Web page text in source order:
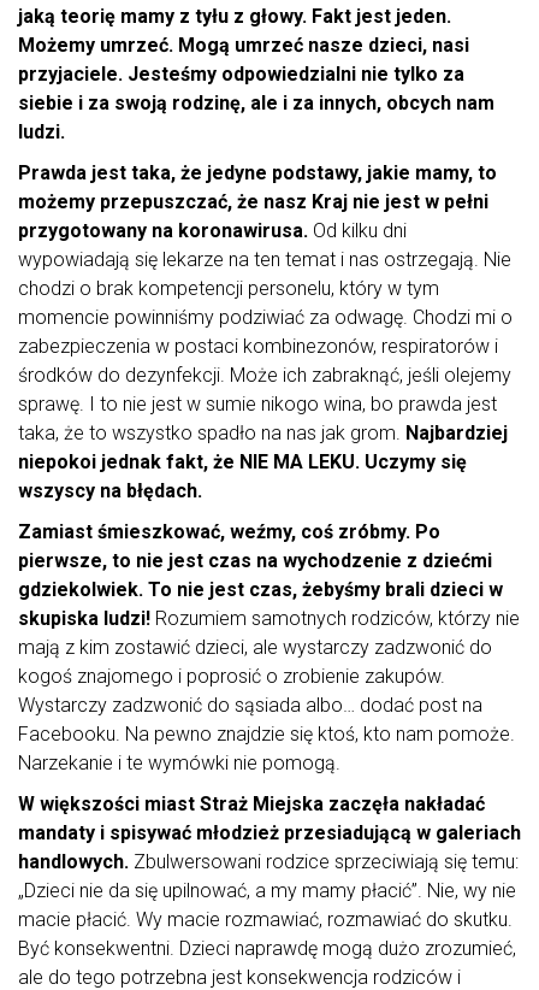
jaką teorię mamy z tyłu z głowy. Fakt jest jeden.
Możemy umrzeć. Mogą umrzeć nasze dzieci, nasi
przyjaciele. Jesteśmy odpowiedzialni nie tylko za
siebie i za swoją rodzinę, ale i za innych, obcych nam
ludzi.
Prawda jest taka, że jedyne podstawy, jakie mamy, to
możemy przepuszczać, że nasz Kraj nie jest w pełni
przygotowany na koronawirusa. Od kilku dni
wypowiadają się lekarze na ten temat i nas ostrzegają. Nie
chodzi o brak kompetencji personelu, który w tym
momencie powinniśmy podziwiać za odwagę. Chodzi mi o
zabezpieczenia w postaci kombinezonów, respiratorów i
środków do dezynfekcji. Może ich zabraknąć, jeśli olejemy
sprawę. I to nie jest w sumie nikogo wina, bo prawda jest
taka, że to wszystko spadło na nas jak grom. Najbardziej
niepokoi jednak fakt, że NIE MA LEKU. Uczymy się
wszyscy na błędach.
Zamiast śmieszkować, weźmy, coś zróbmy. Po
pierwsze, to nie jest czas na wychodzenie z dziećmi
gdziekolwiek. To nie jest czas, żebyśmy brali dzieci w
skupiska ludzi! Rozumiem samotnych rodziców, którzy nie
mają z kim zostawić dzieci, ale wystarczy zadzwonić do
kogoś znajomego i poprosić o zrobienie zakupów.
Wystarczy zadzwonić do sąsiada albo… dodać post na
Facebooku. Na pewno znajdzie się ktoś, kto nam pomoże.
Narzekanie i te wymówki nie pomogą.
W większości miast Straż Miejska zaczęła nakładać
mandaty i spisywać młodzież przesiadującą w galeriach
handlowych. Zbulwersowani rodzice sprzeciwiają się temu:
„Dzieci nie da się upilnować, a my mamy płacić”. Nie, wy nie
macie płacić. Wy macie rozmawiać, rozmawiać do skutku.
Być konsekwentni. Dzieci naprawdę mogą dużo zrozumieć,
ale do tego potrzebna jest konsekwencja rodziców i